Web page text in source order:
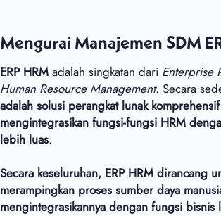
Mengurai Manajemen SDM
ERP HRM adalah singkatan dari Enterprise
Human Resource Management. Secara
adalah solusi perangkat lunak
mengintegrasikan fungsi-fungsi HRM
lebih luas.
Secara keseluruhan, ERP HRM dirancang
merampingkan proses sumber daya
mengintegrasikannya dengan fungsi bisnis